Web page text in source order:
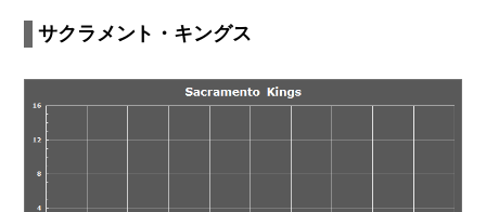
サクラメント・キングス